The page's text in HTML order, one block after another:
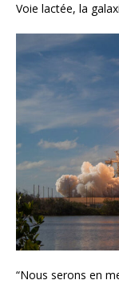
Voie lactée, la
“Nous serons en